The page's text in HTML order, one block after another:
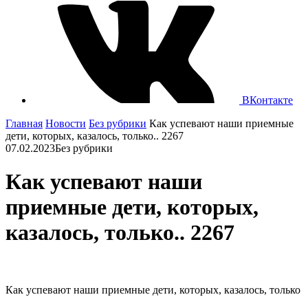
ВКонтакте
Главная Новости Без рубрики Как успевают наши приемные
дети, которых, казалось, только.. 2267
07.02.2023Без рубрики
Как успевают наши
приемные дети, которых,
казалось, только.. 2267
Как успевают наши приемные дети, которых, казалось, только